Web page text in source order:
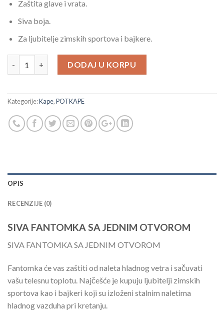
Zaštita glave i vrata.
Siva boja.
Za ljubitelje zimskih sportova i bajkere.
DODAJ U KORPU
Kategorije:Kape,POTKAPE
OPIS
RECENZIJE (0)
SIVA FANTOMKA SA JEDNIM OTVOROM
SIVA FANTOMKA SA JEDNIM OTVOROM
Fantomka će vas zaštiti od naleta hladnog vetra i sačuvati
vašu telesnu toplotu. Najčešće je kupuju ljubitelji zimskih
sportova kao i bajkeri koji su izloženi stalnim naletima
hladnog vazduha pri kretanju.